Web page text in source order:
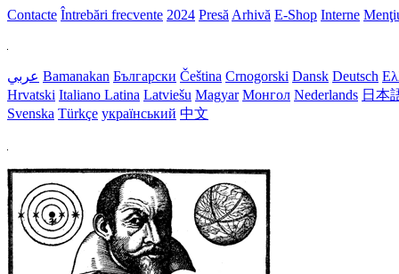
Contacte Întrebări frecvente 2024 Presă Arhivă E-Shop Interne
عربي Bamanakan Български Čeština Crnogorski Dansk Deutsch
Hrvatski Italiano Latina Latviešu Magyar Монгол Nederlands 日本
Svenska Türkçe український 中文